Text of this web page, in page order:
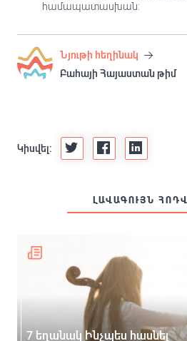
համապատասխան:
Նյութի հեղինակ
Բահայի Հայաստան թիմ
Կիսվել:
ԼԱՎԱԳՈՒՅՆ
7 եղանակ Ինչպես հասնել